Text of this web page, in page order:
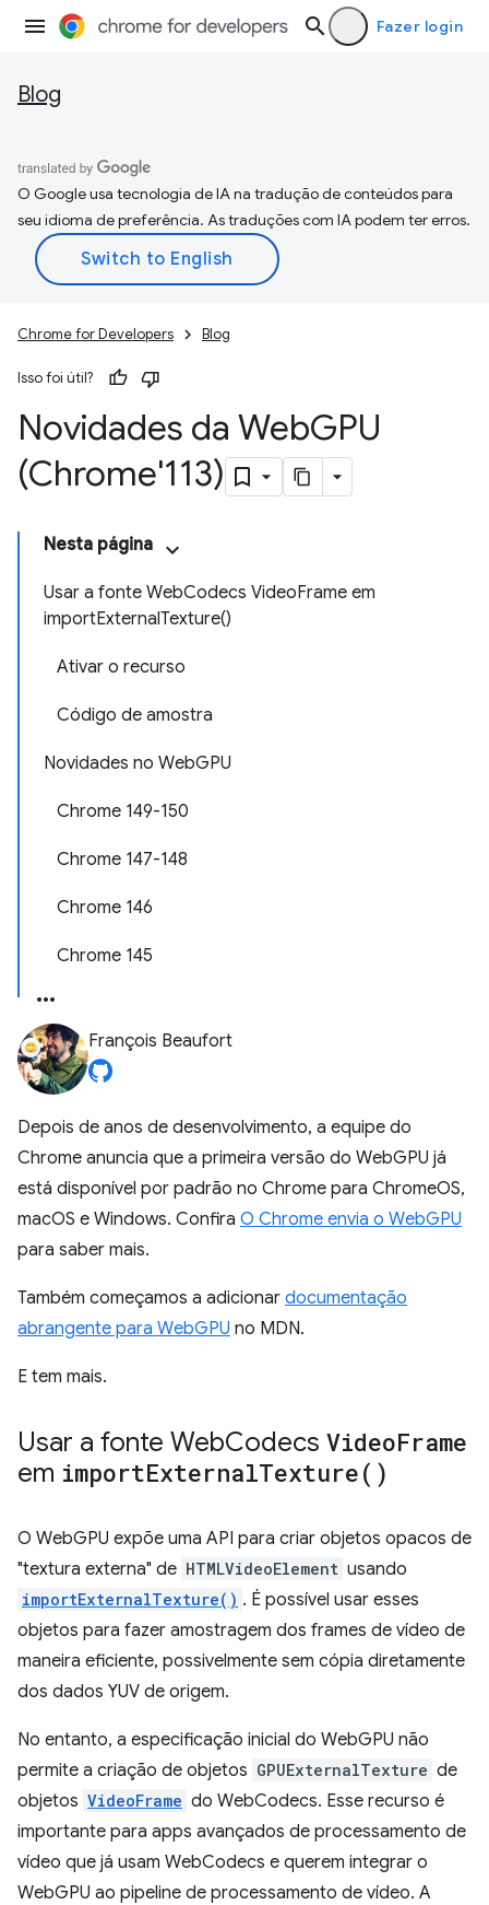
Fazer login
Blog
O Google usa tecnologia de IA na tradução de conteúdos para
seu idioma de preferência. As traduções com IA podem ter erros.
Chrome for Developers Blog
Isso foi útil?
Novidades da WebGPU
(Chrome'113)
Nesta página
Usar a fonte WebCodecs VideoFrame em
importExternalTexture()
Ativar o recurso
Código de amostra
Novidades no WebGPU
Chrome 149-150
Chrome 147-148
Chrome 146
Chrome 145
François Beaufort
Depois de anos de desenvolvimento, a equipe do
Chrome anuncia que a primeira versão do WebGPU já
está disponível por padrão no Chrome para ChromeOS,
macOS e Windows. Confira O Chrome envia o WebGPU
para saber mais.
Também começamos a adicionar documentação
abrangente para WebGPU no MDN.
E tem mais.
Usar a fonte WebCodecs VideoFrame
em importExternalTexture( )
O WebGPU expõe uma API para criar objetos opacos de
"textura externa" de HTMLVideoElement usando
importExternalTexture() . É possível usar esses
objetos para fazer amostragem dos frames de vídeo de
maneira eficiente, possivelmente sem cópia diretamente
dos dados YUV de origem.
No entanto, a especificação inicial do WebGPU não
permite a criação de objetos GPUExternalTexture de
objetos VideoFrame do WebCodecs. Esse recurso é
importante para apps avançados de processamento de
vídeo que já usam WebCodecs e querem integrar o
WebGPU ao pipeline de processamento de vídeo. A